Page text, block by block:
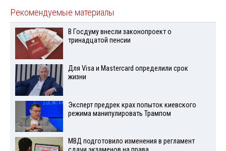
Рекомендуемые материалы
В Госдуму внесли законопроект о
тринадцатой пенсии
Для Visа и Mastercard определили срок
жизни
Эксперт предрек крах попыток киевского
режима манипулировать Трампом
МВД подготовило изменения в регламент